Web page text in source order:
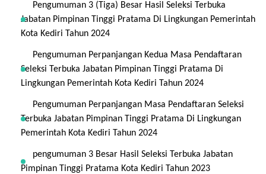
Pengumuman 3 (Tiga) Besar Hasil Seleksi Terbuka
Jabatan Pimpinan Tinggi Pratama Di Lingkungan Pemerintah
Kota Kediri Tahun 2024
Pengumuman Perpanjangan Kedua Masa Pendaftaran
Seleksi Terbuka Jabatan Pimpinan Tinggi Pratama Di
Lingkungan Pemerintah Kota Kediri Tahun 2024
Pengumuman Perpanjangan Masa Pendaftaran Seleksi
Terbuka Jabatan Pimpinan Tinggi Pratama Di Lingkungan
Pemerintah Kota Kediri Tahun 2024
pengumuman 3 Besar Hasil Seleksi Terbuka Jabatan
Pimpinan Tinggi Pratama Kota Kediri Tahun 2023